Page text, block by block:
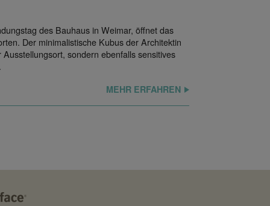
des Bauhaus in Weimar, öffnet das
Der minimalistische Kubus der Architektin
sondern ebenfalls sensitives
MEHR ERFAHREN